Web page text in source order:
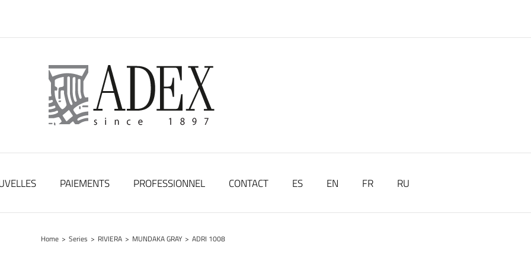
PAIEMENTS PROFESSIONNEL CONTACT ES EN FR RU
Home > Series > RIVIERA > MUNDAKA GRAY > ADRI 1008